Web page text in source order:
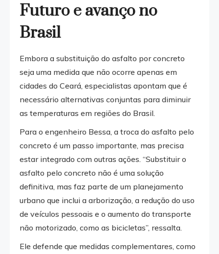
Futuro e avanço no
Brasil
Embora a substituição do asfalto por concreto
seja uma medida que não ocorre apenas em
cidades do Ceará, especialistas apontam que é
necessário alternativas conjuntas para diminuir
as temperaturas em regiões do Brasil.
Para o engenheiro Bessa, a troca do asfalto pelo
concreto é um passo importante, mas precisa
estar integrado com outras ações. “Substituir o
asfalto pelo concreto não é uma solução
definitiva, mas faz parte de um planejamento
urbano que inclui a arborização, a redução do uso
de veículos pessoais e o aumento do transporte
não motorizado, como as bicicletas”, ressalta.
Ele defende que medidas complementares, como